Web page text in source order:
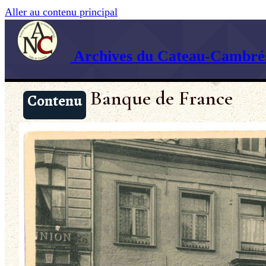
Aller au contenu principal
Archives du Cateau-
Contenu Banque de France